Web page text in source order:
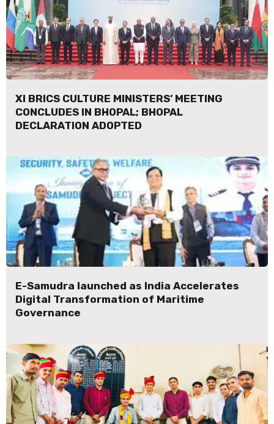
XI BRICS CULTURE MINISTERS’ MEETING
CONCLUDES IN BHOPAL; BHOPAL
DECLARATION ADOPTED
E-Samudra launched as India Accelerates
Digital Transformation of Maritime
Governance